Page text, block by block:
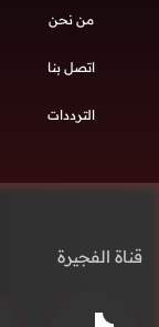
من نحن
اتصل بنا
الترددات
قناة الفجيرة